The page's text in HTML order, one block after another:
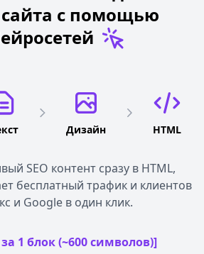
с помощью
Дизайн HTML
SEO контент сразу в HTML,
бесплатный трафик и клиентов
и Google в один клик.
1 блок (~600 символов)]